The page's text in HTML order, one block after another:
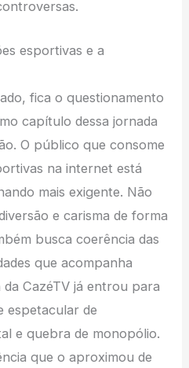
esportivas e a
fica o questionamento
capítulo dessa jornada
O público que consome
na internet está
mais exigente. Não
e carisma de forma
busca coerência das
que acompanha
CazéTV já entrou para
espetacular de
e quebra de monopólio.
que o aproximou de